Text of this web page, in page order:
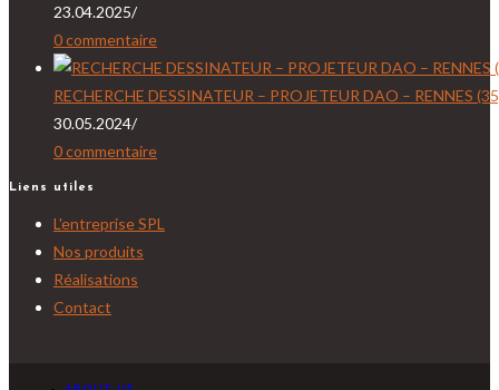
23.04.2025/
0 commentaire
RECHERCHE DESSINATEUR – PROJETEUR DAO – RENNES
30.05.2024/
0 commentaire
Liens utiles
L'entreprise SPL
Nos produits
Réalisations
Contact